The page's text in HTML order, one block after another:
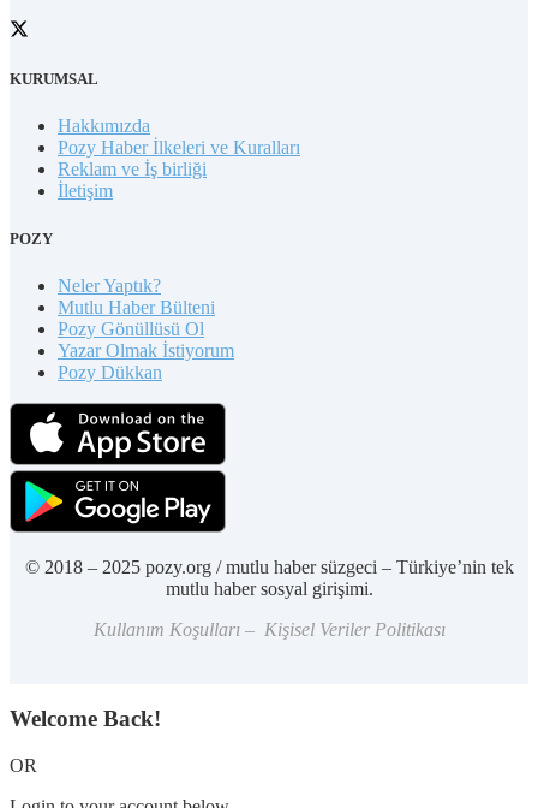
KURUMSAL
Hakkımızda
Pozy Haber İlkeleri ve Kuralları
Reklam ve İş birliği
İletişim
POZY
Neler Yaptık?
Mutlu Haber Bülteni
Pozy Gönüllüsü Ol
Yazar Olmak İstiyorum
Pozy Dükkan
© 2018 – 2025 pozy.org / mutlu haber süzgeci – Türkiye’nin tek
mutlu haber sosyal girişimi.
Kullanım Koşulları – Kişisel Veriler Politikası
Welcome Back!
OR